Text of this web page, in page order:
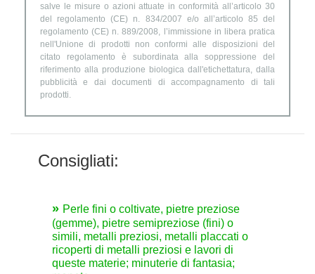
salve le misure o azioni attuate in conformità all’articolo 30
del regolamento (CE) n. 834/2007 e/o all’articolo 85 del
regolamento (CE) n. 889/2008, l’immissione in libera pratica
nell'Unione di prodotti non conformi alle disposizioni del
citato regolamento è subordinata alla soppressione del
riferimento alla produzione biologica dall'etichettatura, dalla
pubblicità e dai documenti di accompagnamento di tali
prodotti.
Consigliati:
Perle fini o coltivate, pietre preziose
(gemme), pietre semipreziose (fini) o
simili, metalli preziosi, metalli placcati o
ricoperti di metalli preziosi e lavori di
queste materie; minuterie di fantasia;